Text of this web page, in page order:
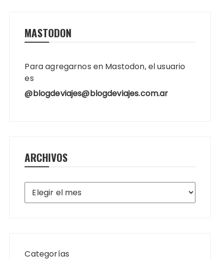
MASTODON
Para agregarnos en Mastodon, el usuario
es
@blogdeviajes@blogdeviajes.com.ar
ARCHIVOS
Archivos
Categorías